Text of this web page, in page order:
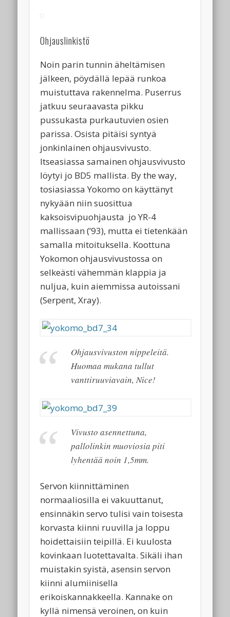
Ohjauslinkistö
Noin parin tunnin äheltämisen
jälkeen, pöydällä lepää runkoa
muistuttava rakennelma. Puserrus
jatkuu seuraavasta pikku
pussukasta purkautuvien osien
parissa. Osista pitäisi syntyä
jonkinlainen ohjausvivusto.
Itseasiassa samainen ohjausvivusto
löytyi jo BD5 mallista. By the way,
tosiasiassa Yokomo on käyttänyt
nykyään niin suosittua
kaksoisvipuohjausta jo YR-4
mallissaan (’93), mutta ei tietenkään
samalla mitoituksella. Koottuna
Yokomon ohjausvivustossa on
selkeästi vähemmän klappia ja
nuljua, kuin aiemmissa autoissani
(Serpent, Xray).
Ohjausvivuston nippeleitä.
Huomaa mukana tullut
vanttiruuviavain, Nice!
Vivusto asennettuna,
pallolinkin muoviosia piti
lyhentää noin 1,5mm.
Servon kiinnittäminen
normaaliosilla ei vakuuttanut,
ensinnäkin servo tulisi vain toisesta
korvasta kiinni ruuvilla ja loppu
hoidettaisiin teipillä. Ei kuulosta
kovinkaan luotettavalta. Sikäli ihan
muistakin syistä, asensin servon
kiinni alumiinisella
erikoiskannakkeella. Kannake on
kyllä nimensä veroinen, on kuin